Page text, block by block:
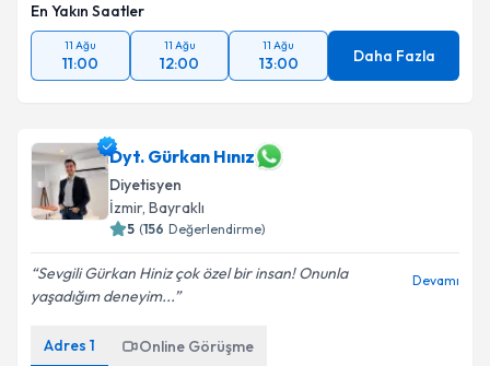
En Yakın Saatler
11 Ağu
11:00
11 Ağu
12:00
11 Ağu
13:00 Daha Fazla
Dyt. Gürkan Hınız
Diyetisyen
İzmir, Bayraklı
5 (156 Değerlendirme)
Sevgili Gürkan Hiniz çok özel bir insan! Onunla
yaşadığım deneyim...
Devamı
Adres 1 Online Görüşme